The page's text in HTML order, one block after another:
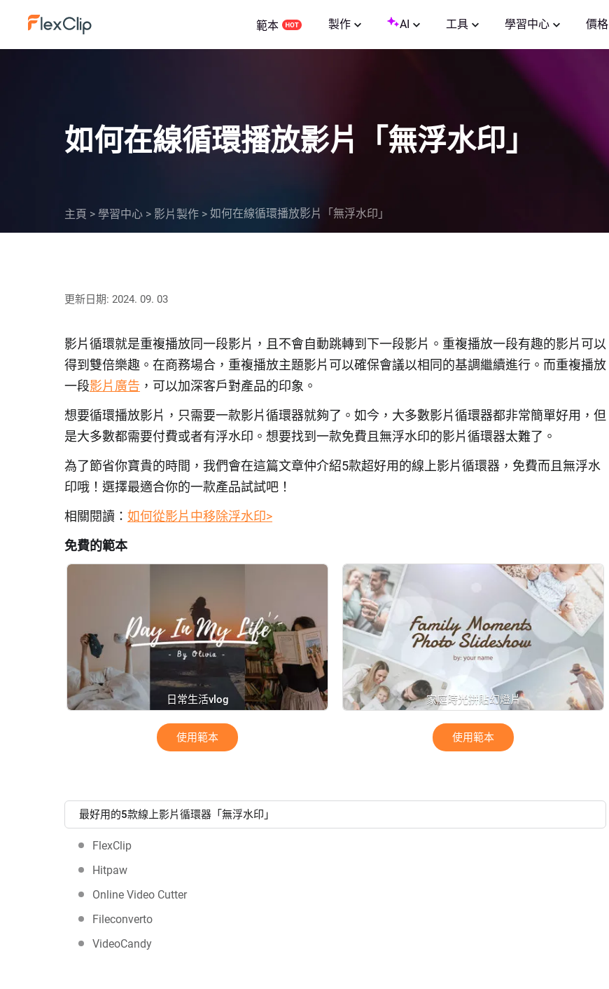
範本 製作 AI 工具 學習中心 價格
如何在線循環播放影片「無浮水印」
主頁 > 學習中心 > 影片製作 > 如何在線循環播放影片「無浮水印」
更新日期: 2024. 09. 03
影片循環就是重複播放同一段影片，且不會自動跳轉到下一段影片。重複播放一段有趣的影片可以
得到雙倍樂趣。在商務場合，重複播放主題影片可以確保會議以相同的基調繼續進行。而重複播放
一段影片廣告 ，可以加深客戶對產品的印象。
想要循環播放影片，只需要一款影片循環器就夠了。如今，大多數影片循環器都非常簡單好用，但
是大多數都需要付費或者有浮水印。想要找到一款免費且無浮水印的影片循環器太難了。
為了節省你寶貴的時間，我們會在這篇文章仲介紹5款超好用的線上影片循環器，免費而且無浮水
印哦！選擇最適合你的一款產品試試吧！
相關閱讀： 如何從影片中移除浮水印>
免費的範本
日常生活vlog
使用範本
家庭時光拼貼幻燈片
使用範本
最好用的5款線上影片循環器「無浮水印」
FlexClip
Hitpaw
Online Video Cutter
Fileconverto
VideoCandy